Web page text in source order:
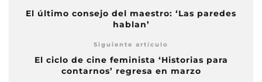
El último consejo del maestro: ‘Las paredes
hablan’
Siguiente artículo
El ciclo de cine feminista ‘Historias para
contarnos’ regresa en marzo